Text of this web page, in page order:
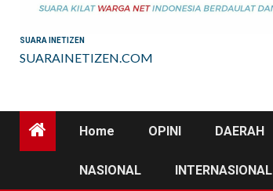
SUARA INETIZEN
SUARAINETIZEN.COM
Home OPINI DAERAH
NASIONAL INTERNASIONAL